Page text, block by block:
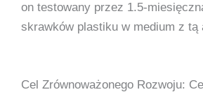
on testowany przez 1.5-
skrawków plastiku w medium z tą
Cel Zrównoważonego Rozwoju: